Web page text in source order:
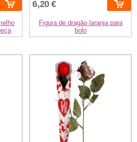
6,20 €
Figura de dragão laranja para
bolo